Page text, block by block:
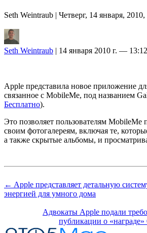
Seth Weintraub | Четверг, 14 января,
Seth Weintraub | 14 января 2010 г. —
Apple представила новое приложение
связанное с MobileMe, под названием
Бесплатно).
Это позволяет пользователям MobileMe
своим фотогалереям, включая те,
а также скрытые альбомы, и
← Apple представляет детальную
энергией для умного дома
Адвокаты Apple подали
публикации о